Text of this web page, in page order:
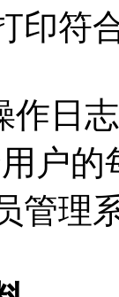
印符
作日
户
管理